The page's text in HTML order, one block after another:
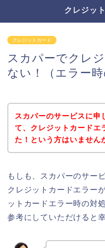
クレジッ
クレジットカード
スカパーでクレ
ない！（エラー時
スカパーのサービスに申
て、クレジットカードエ
た！という方はいません
もしも、スカパーのサー
クレジットカードエラー
ットカードエラー時の対
参考にしていただけると